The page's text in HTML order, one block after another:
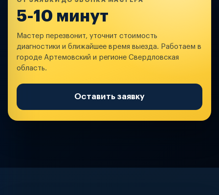
5-10 минут
Мастер перезвонит, уточнит стоимость
диагностики и ближайшее время выезда. Работаем в
городе Артемовский и регионе Свердловская
область.
Оставить заявку